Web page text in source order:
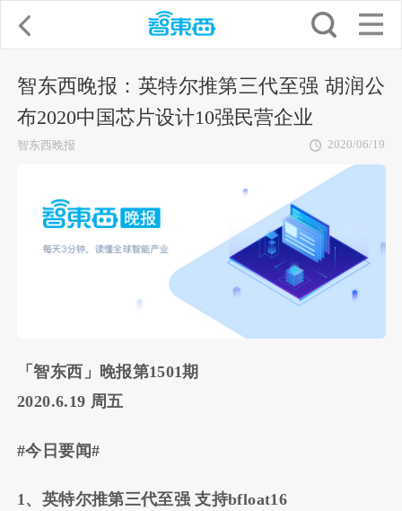
智东西晚报：英特尔推第三代至强 胡润公
布2020中国芯片设计10强民营企业
智东西晚报 2020/06/19
「智东西」晚报第1501期
2020.6.19 周五
#今日要闻#
1、英特尔推第三代至强 支持bfloat16